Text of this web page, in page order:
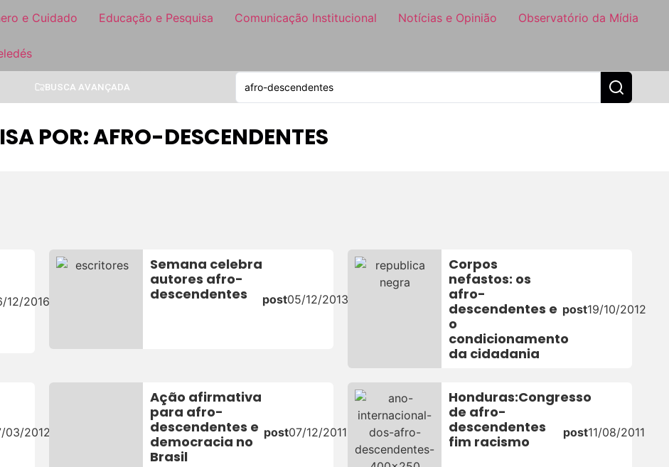
e Cuidado Educação e Pesquisa Comunicação Institucional Notícias e Opinião Observatório da Mídia
BUSCA AVANÇADA
POR: AFRO-DESCENDENTES
12/2016
Semana celebra
autores afro-
descendentes
post05/12/2013
Corpos
nefastos: os
afro-
descendentes e
o
condicionamento
da cidadania
post19/10/2012
03/2012
Ação afirmativa
para afro-
descendentes e
democracia no
Brasil
post07/12/2011
Honduras:Congresso
de afro-
descendentes
fim racismo
post11/08/2011